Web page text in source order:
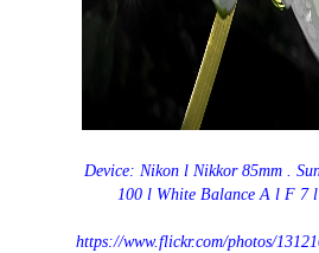
Device: Nikon l Nikkor 85mm .
100 l White Balance A l F 7 l
https://www.flickr.com/photos/